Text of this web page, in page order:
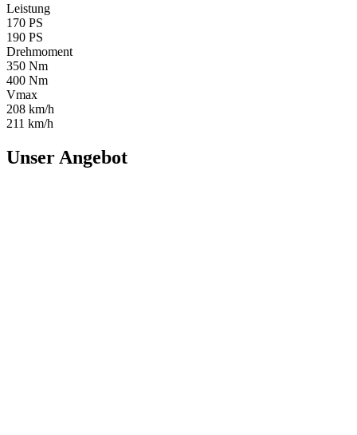
Leistung
170 PS
190 PS
Drehmoment
350 Nm
400 Nm
Vmax
208 km/h
211 km/h
Unser Angebot